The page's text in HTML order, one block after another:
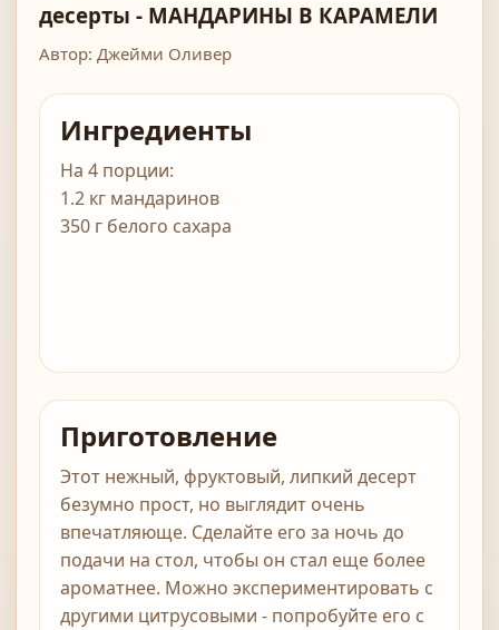
десерты - МАНДАРИНЫ В КАРАМЕЛИ
Автор: Джейми Оливер
Ингредиенты
На 4 порции:
1.2 кг мандаринов
350 г белого сахара
Приготовление
Этот нежный, фруктовый, липкий десерт
безумно прост, но выглядит очень
впечатляюще. Сделайте его за ночь до
подачи на стол, чтобы он стал еще более
ароматнее. Можно экспериментировать с
другими цитрусовыми - попробуйте его с